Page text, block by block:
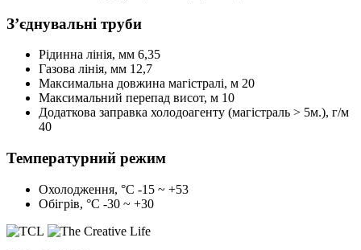
З’єднувальні труби
Рідинна лінія, мм 6,35
Газова лінія, мм 12,7
Максимальна довжина магістралі, м 20
Максимальний перепад висот, м 10
Додаткова заправка холодоагенту (магістраль > 5м.), г/м
40
Температурний режим
Охолодження, °С -15 ~ +53
Обігрів, °С -30 ~ +30